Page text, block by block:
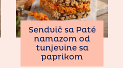
Sendvič sa Paté
namazom od
tunjevine sa
paprikom